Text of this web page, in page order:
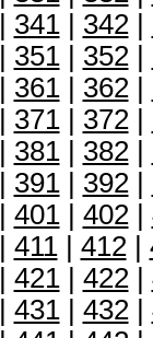
341| 342|
351| 352|
361| 362|
371| 372|
381| 382|
391| 392|
401| 402|
411| 412|
421| 422|
431| 432|